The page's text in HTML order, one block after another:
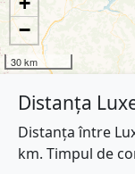
−
30 km
Distanța
Distanța între
km. Timpul de